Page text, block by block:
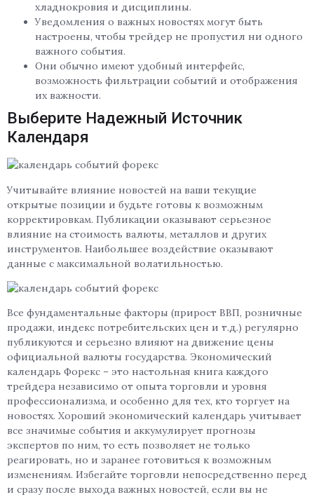
хладнокровия и дисциплины.
Уведомления о важных новостях могут быть
настроены, чтобы трейдер не пропустил ни одного
важного события.
Они обычно имеют удобный интерфейс,
возможность фильтрации событий и отображения
их важности.
Выберите Надежный Источник
Календаря
Учитывайте влияние новостей на ваши текущие
открытые позиции и будьте готовы к возможным
корректировкам. Публикации оказывают серьезное
влияние на стоимость валюты, металлов и других
инструментов. Наибольшее воздействие оказывают
данные с максимальной волатильностью.
Все фундаментальные факторы (прирост ВВП, розничные
продажи, индекс потребительских цен и т.д.) регулярно
публикуются и серьезно влияют на движение цены
официальной валюты государства. Экономический
календарь Форекс – это настольная книга каждого
трейдера независимо от опыта торговли и уровня
профессионализма, и особенно для тех, кто торгует на
новостях. Хороший экономический календарь учитывает
все значимые события и аккумулирует прогнозы
экспертов по ним, то есть позволяет не только
реагировать, но и заранее готовиться к возможным
изменениям. Избегайте торговли непосредственно перед
и сразу после выхода важных новостей, если вы не